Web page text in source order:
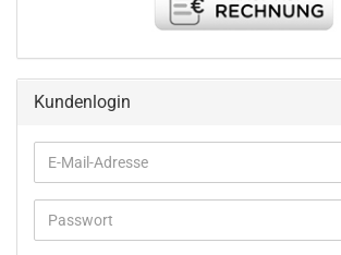
Kundenlogin
E-
Mail-
Adresse
Passwort